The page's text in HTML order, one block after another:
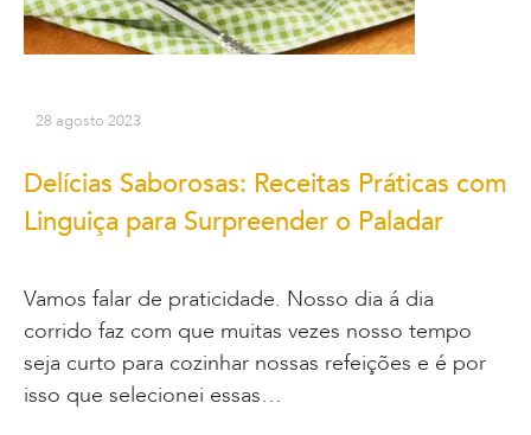
28 agosto 2023
Delícias Saborosas: Receitas Práticas com
Linguiça para Surpreender o Paladar
Vamos falar de praticidade. Nosso dia á dia
corrido faz com que muitas vezes nosso tempo
seja curto para cozinhar nossas refeições e é por
isso que selecionei essas…